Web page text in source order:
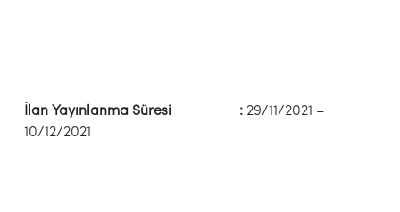
İlan Yayınlanma Süresi : 29/11/2021 –
10/12/2021